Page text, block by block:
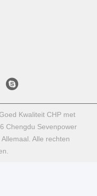
Kwaliteit CHP met
Chengdu Sevenpower
Alle rechten